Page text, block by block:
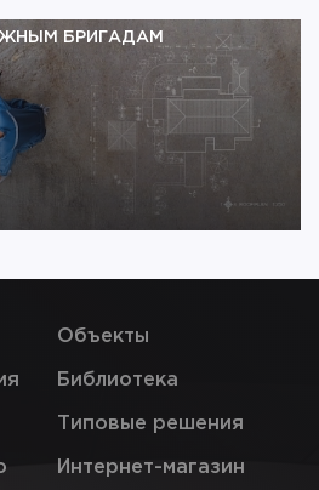
БРИГАДАМ
при подборе и монтаже
– это
эффективной работы.
компании «ТехноСонус»
профессиональный
оказывать помощь
в обучении, повышении
консультациях и
Объекты
Библиотека
Типовые решения
Интернет-магазин